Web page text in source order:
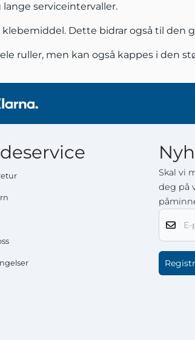
serviceintervaller.
Dette bidrar også til den
ruller, men kan også kappes i den
Skal vi
deg på
E-post